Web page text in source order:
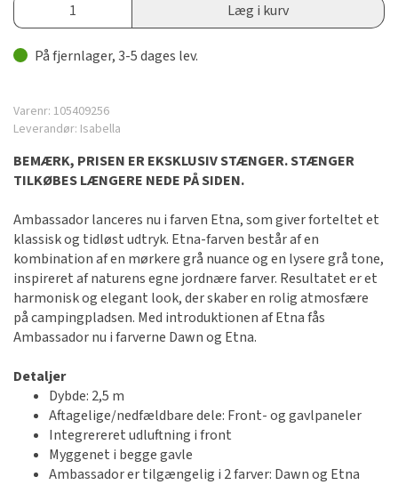
Læg i kurv
På fjernlager, 3-5 dages lev.
Varenr: 105409256
Leverandør: Isabella
BEMÆRK, PRISEN ER EKSKLUSIV STÆNGER. STÆNGER
TILKØBES LÆNGERE NEDE PÅ SIDEN.
Ambassador lanceres nu i farven Etna, som giver forteltet et
klassisk og tidløst udtryk. Etna-farven består af en
kombination af en mørkere grå nuance og en lysere grå tone,
inspireret af naturens egne jordnære farver. Resultatet er et
harmonisk og elegant look, der skaber en rolig atmosfære
på campingpladsen. Med introduktionen af Etna fås
Ambassador nu i farverne Dawn og Etna.
Detaljer
Dybde: 2,5 m
Aftagelige/nedfældbare dele: Front- og gavlpaneler
Integrereret udluftning i front
Myggenet i begge gavle
Ambassador er tilgængelig i 2 farver: Dawn og Etna